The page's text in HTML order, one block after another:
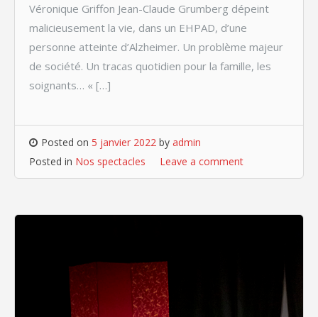
Véronique Griffon Jean-Claude Grumberg dépeint
malicieusement la vie, dans un EHPAD, d’une
personne atteinte d’Alzheimer. Un problème majeur
de société. Un tracas quotidien pour la famille, les
soignants… « […]
Posted on 5 janvier 2022 by admin
Posted in Nos spectacles Leave a comment